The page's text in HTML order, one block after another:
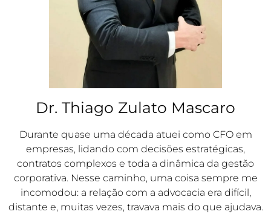
Dr. Thiago Zulato Mascaro
Durante quase uma década atuei como CFO em
empresas, lidando com decisões estratégicas,
contratos complexos e toda a dinâmica da gestão
corporativa. Nesse caminho, uma coisa sempre me
incomodou: a relação com a advocacia era difícil,
distante e, muitas vezes, travava mais do que ajudava.